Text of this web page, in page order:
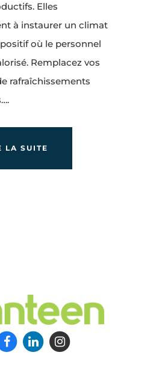
Elles
à instaurer un climat
où le personnel
Remplacez vos
rafraîchissements
LA SUITE